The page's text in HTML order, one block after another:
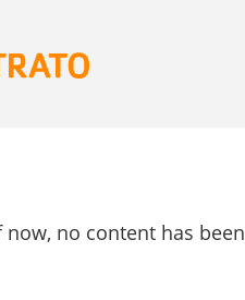
no content has been